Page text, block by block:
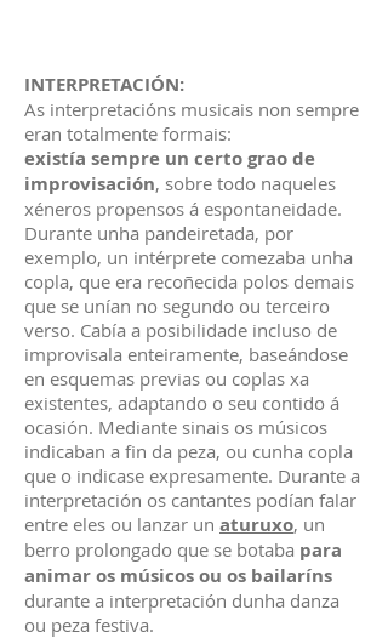
INTERPRETACIÓN:
As interpretacións musicais non sempre
eran totalmente formais:
existía sempre un certo grao de
improvisación, sobre todo naqueles
xéneros propensos á espontaneidade.
Durante unha pandeiretada, por
exemplo, un intérprete comezaba unha
copla, que era recoñecida polos demais
que se unían no segundo ou terceiro
verso. Cabía a posibilidade incluso de
improvisala enteiramente, baseándose
en esquemas previas ou coplas xa
existentes, adaptando o seu contido á
ocasión. Mediante sinais os músicos
indicaban a fin da peza, ou cunha copla
que o indicase expresamente. Durante a
interpretación os cantantes podían falar
entre eles ou lanzar un aturuxo, un
berro prolongado que se botaba para
animar os músicos ou os bailaríns
durante a interpretación dunha danza
ou peza festiva.